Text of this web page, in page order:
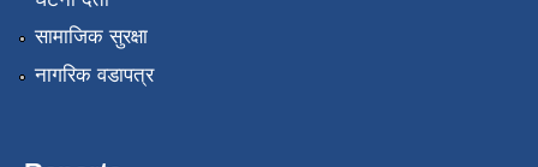
सामाजिक सुरक्षा
नागरिक वडापत्र